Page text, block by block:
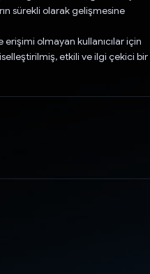
sürekli olarak gelişmesine
olmayan kullanıcılar için
etkili ve ilgi çekici bir